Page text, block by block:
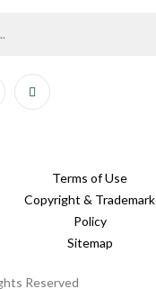
Terms of Use
Copyright & Trademark
Policy
Sitemap
Reserved